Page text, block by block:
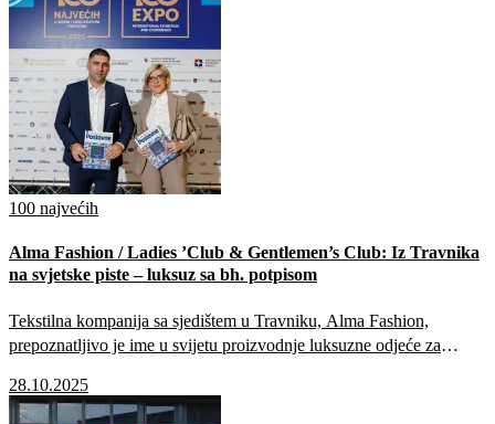
100 najvećih
Alma Fashion / Ladies ’Club & Gentlemen’s Club: Iz Travnika
na svjetske piste – luksuz sa bh. potpisom
Tekstilna kompanija sa sjedištem u Travniku, Alma Fashion,
prepoznatljivo je ime u svijetu proizvodnje luksuzne odjeće za
28.10.2025